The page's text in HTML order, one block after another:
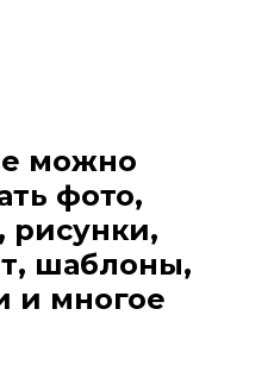
можно
фото,
рисунки,
шаблоны,
и многое